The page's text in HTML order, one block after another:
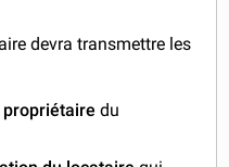
devra transmettre les
du